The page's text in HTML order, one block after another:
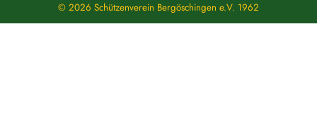
© 2026 Schützenverein Bergöschingen e.V. 1962